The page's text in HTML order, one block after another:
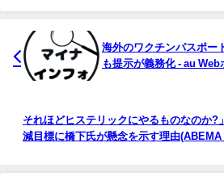
海外のワクチンパスポー
も提示が義務化 - au Web
それほどヒステリックにやるものなのか?
減目標に橋下氏が懸念を示す理由(ABEMA